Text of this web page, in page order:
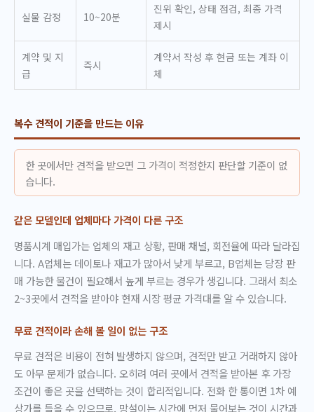
실물 감정 10~20분
진위 확인, 상태 점검, 최종 가격
제시
계약 및 지
급
즉시
계약서 작성 후 현금 또는 계좌 이
체
복수 견적이 기준을 만드는 이유
한 곳에서만 견적을 받으면 그 가격이 적정한지 판단할 기준이 없
습니다.
같은 모델인데 업체마다 가격이 다른 구조
명품시계 매입가는 업체의 재고 상황, 판매 채널, 회전율에 따라 달라집
니다. A업체는 데이토나 재고가 많아서 낮게 부르고, B업체는 당장 판
매 가능한 물건이 필요해서 높게 부르는 경우가 생깁니다. 그래서 최소
2~3곳에서 견적을 받아야 현재 시장 평균 가격대를 알 수 있습니다.
무료 견적이라 손해 볼 일이 없는 구조
무료 견적은 비용이 전혀 발생하지 않으며, 견적만 받고 거래하지 않아
도 아무 문제가 없습니다. 오히려 여러 곳에서 견적을 받아본 후 가장
조건이 좋은 곳을 선택하는 것이 합리적입니다. 전화 한 통이면 1차 예
상가를 들을 수 있으므로, 망설이는 시간에 먼저 물어보는 것이 시간과